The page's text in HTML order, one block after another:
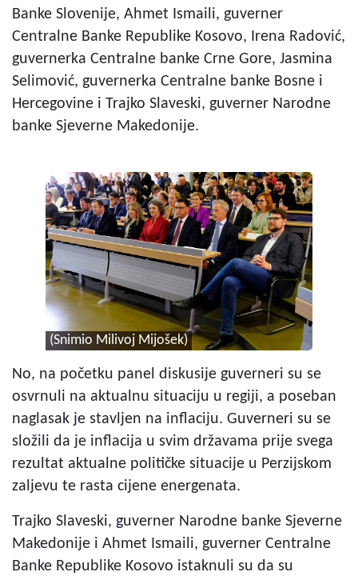
Banke Slovenije, Ahmet Ismaili, guverner
Centralne Banke Republike Kosovo, Irena Radović,
guvernerka Centralne banke Crne Gore, Jasmina
Selimović, guvernerka Centralne banke Bosne i
Hercegovine i Trajko Slaveski, guverner Narodne
banke Sjeverne Makedonije.
(Snimio Milivoj Mijošek)
No, na početku panel diskusije guverneri su se
osvrnuli na aktualnu situaciju u regiji, a poseban
naglasak je stavljen na inflaciju. Guverneri su se
složili da je inflacija u svim državama prije svega
rezultat aktualne političke situacije u Perzijskom
zaljevu te rasta cijene energenata.
Trajko Slaveski, guverner Narodne banke Sjeverne
Makedonije i Ahmet Ismaili, guverner Centralne
Banke Republike Kosovo istaknuli su da su